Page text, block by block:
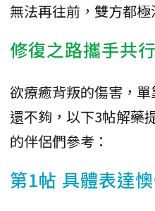
無法再往前，雙方都極
修復之路攜手共
欲療癒背叛的傷害，
還不夠，以下3帖解藥
的伴侶們參考：
第1帖 具體表達